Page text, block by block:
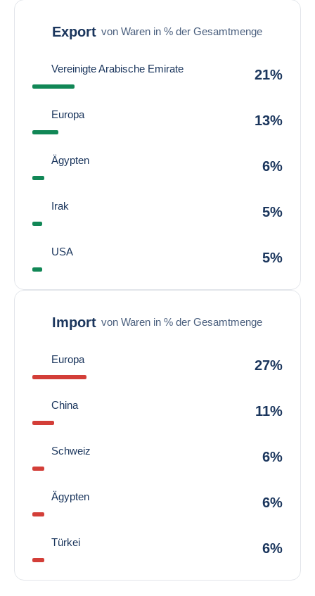
Export von Waren in % der Gesamtmenge
Vereinigte Arabische Emirate 21%
Europa 13%
Ägypten 6%
Irak 5%
USA 5%
Import von Waren in % der Gesamtmenge
Europa 27%
China 11%
Schweiz 6%
Ägypten 6%
Türkei 6%